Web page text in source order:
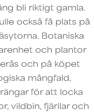
bli riktigt gamla.
också få plats på
Botaniska
och plantor
och på köpet
mångfald,
för att locka
vildbin, fjärilar och